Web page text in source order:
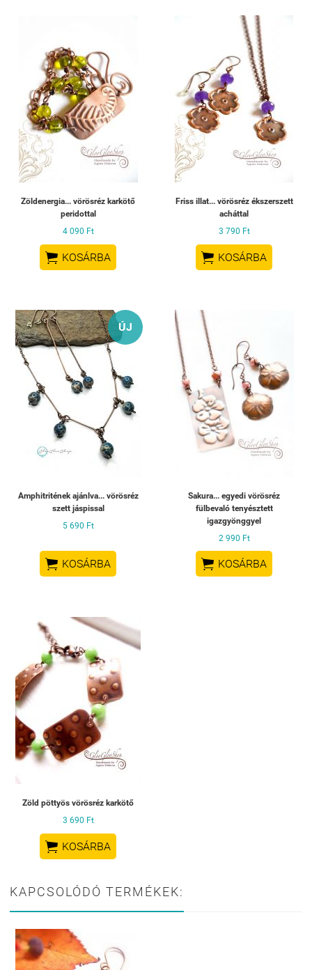
Zöldenergia... vörösréz karkötő
peridottal
4 090 Ft
 KOSÁRBA
Friss illat... vörösréz ékszerszett
acháttal
3 790 Ft
 KOSÁRBA
ÚJ
Amphitritének ajánlva... vörösréz
szett jáspissal
5 690 Ft
 KOSÁRBA
Sakura... egyedi vörösréz
fülbevaló tenyésztett
igazgyönggyel
2 990 Ft
 KOSÁRBA
Zöld pöttyös vörösréz karkötő
3 690 Ft
 KOSÁRBA
KAPCSOLÓDÓ TERMÉKEK: